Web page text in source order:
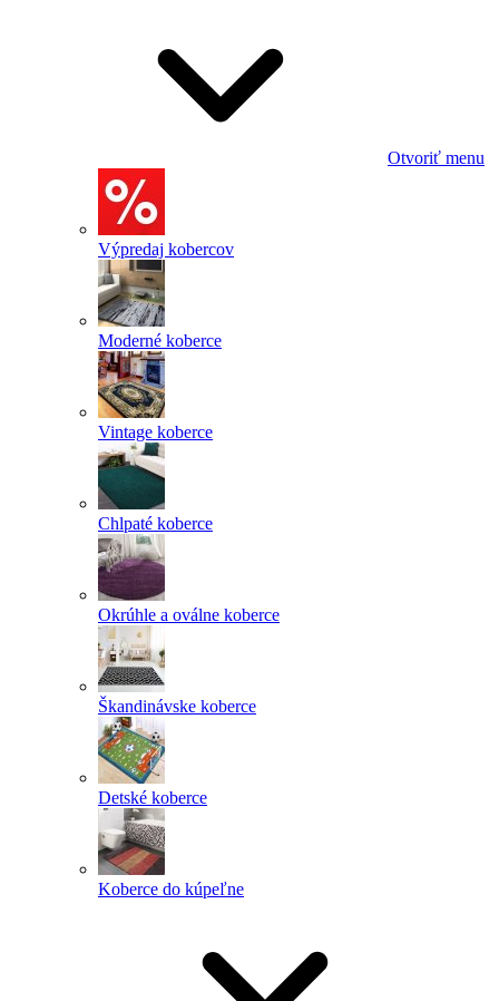
Otvoriť menu
Výpredaj kobercov
Moderné koberce
Vintage koberce
Chlpaté koberce
Okrúhle a oválne koberce
Škandinávske koberce
Detské koberce
Koberce do kúpeľne